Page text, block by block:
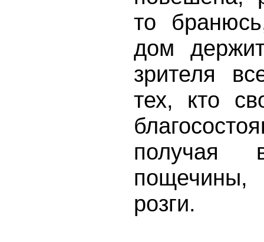
то
дом
зрителя
тех, кто
получая
пощечины,
розги.